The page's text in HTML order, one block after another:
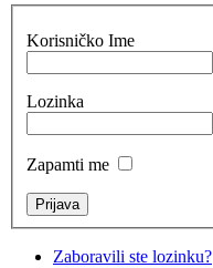
Korisničko Ime
Lozinka
Zapamti me
Zaboravili ste lozinku?